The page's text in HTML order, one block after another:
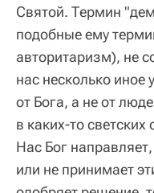
Святой. Термин
подобные ему
авторитаризм), не
нас несколько иное
от Бога, а не от
в каких-то светских
Нас Бог
или не принимает